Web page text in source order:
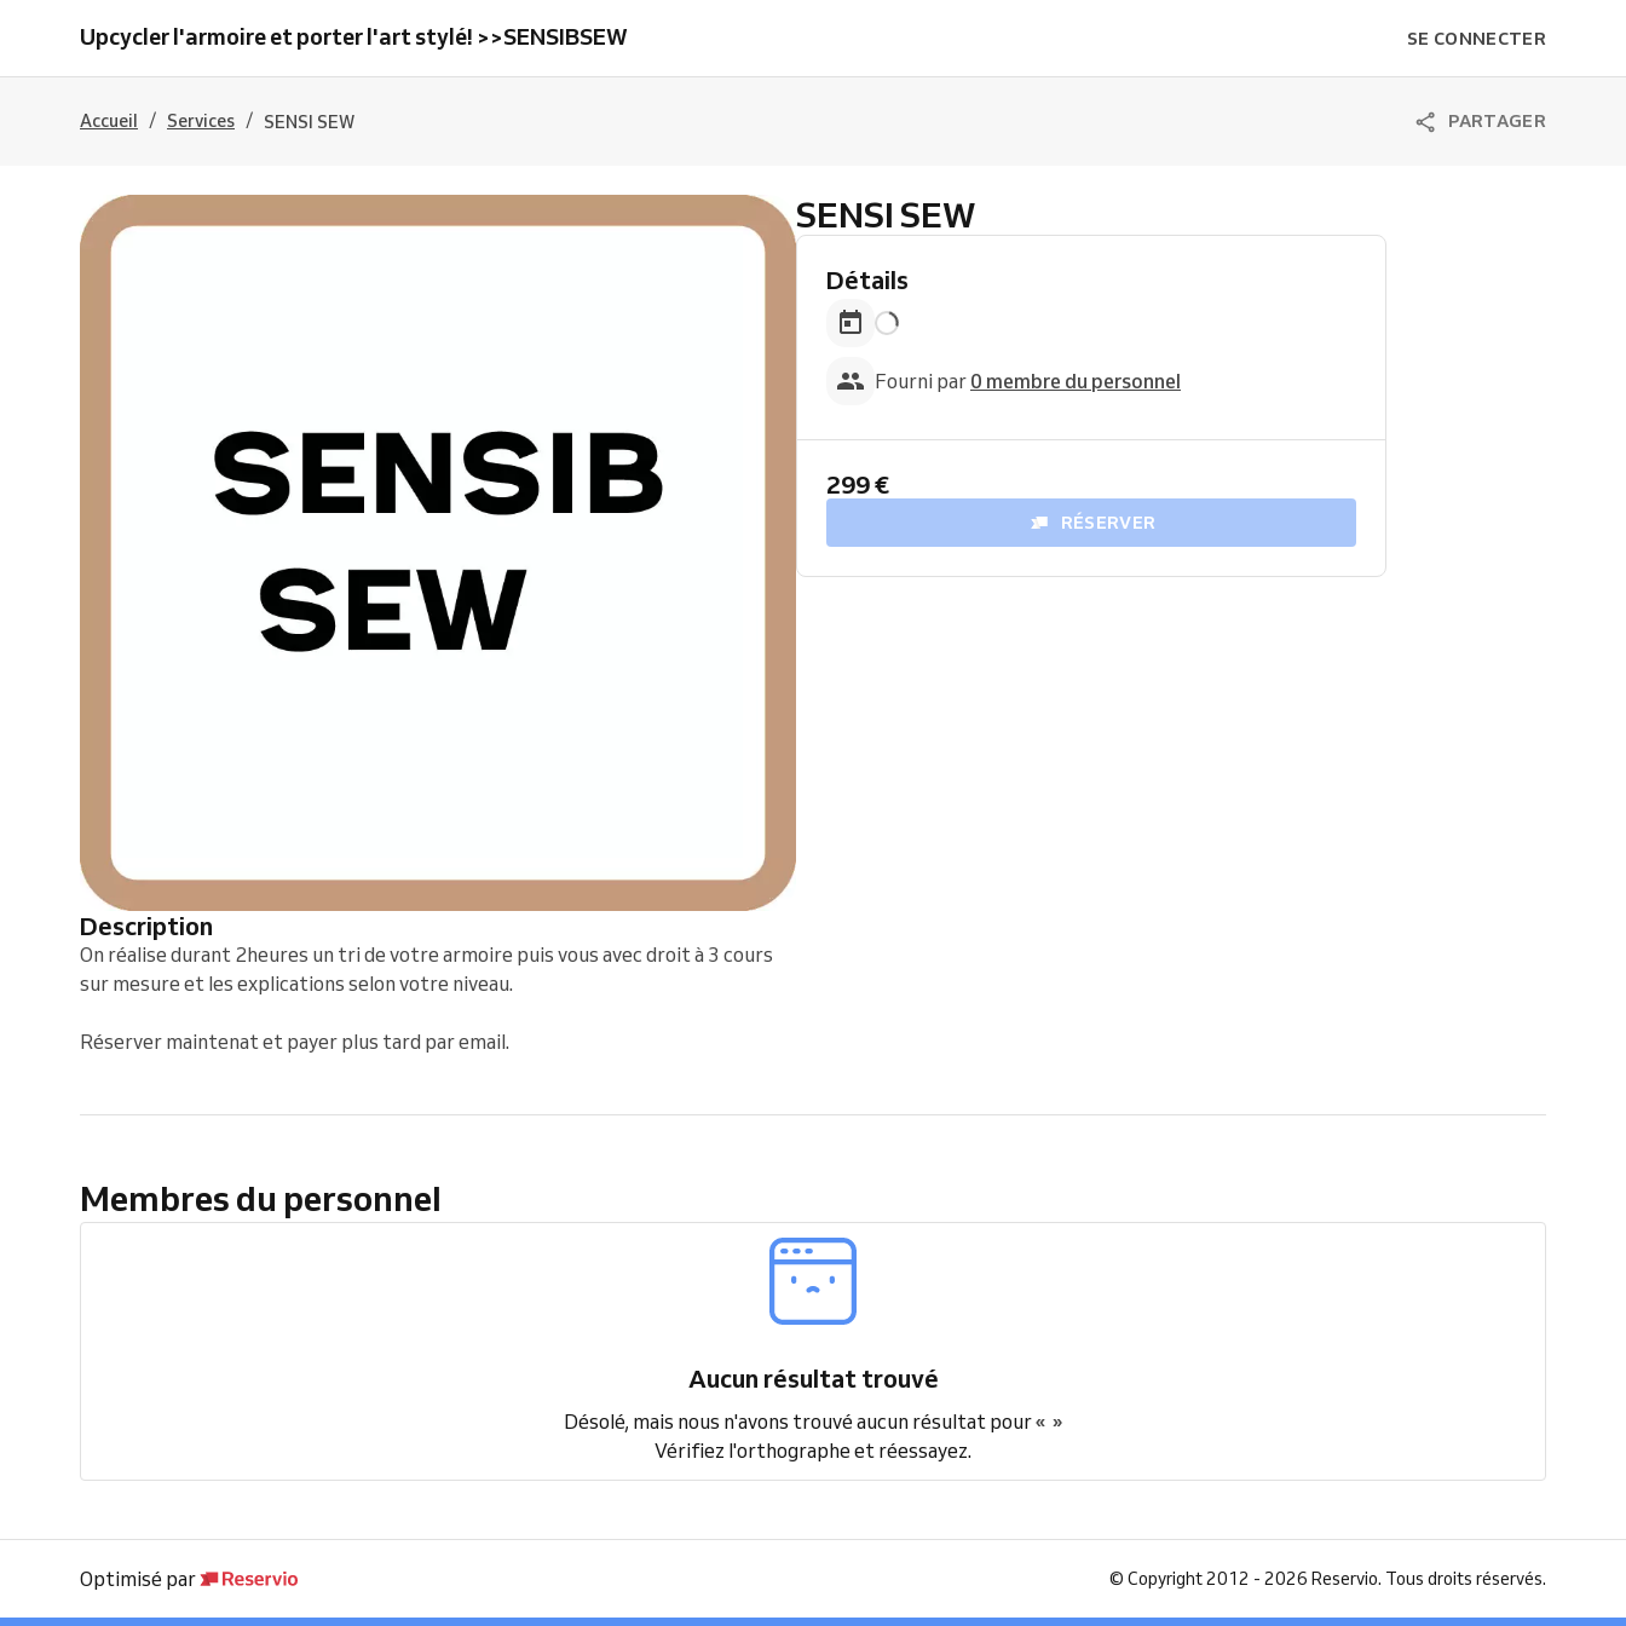
Upcycler l'armoire et porter l'art stylé! >>SENSIBSEW SE CONNECTER
Accueil / Services / SENSI SEW PARTAGER
Description
On réalise durant 2heures un tri de votre armoire puis vous avec droit à 3 cours
sur mesure et les explications selon votre niveau.
Réserver maintenat et payer plus tard par email.
SENSI SEW
Détails
Fourni par 0 membre du personnel
299 €
RÉSERVER
Membres du personnel
Aucun résultat trouvé
Désolé, mais nous n'avons trouvé aucun résultat pour« »
Vérifiez l'orthographe et réessayez.
Optimisé par © Copyright 2012 - 2026 Reservio. Tous droits réservés.